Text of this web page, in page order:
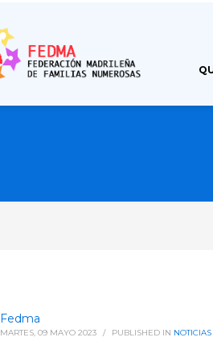
Fedma
MARTES, 09 MAYO 2023 / PUBLISHED IN NOTICIAS